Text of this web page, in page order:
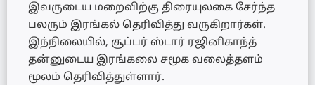
இவருடைய மறைவிற்கு திரையுலகை சேர்ந்த
பலரும் இரங்கல் தெரிவித்து வருகிறார்கள்.
இந்நிலையில், சூப்பர் ஸ்டார் ரஜினிகாந்த்
தன்னுடைய இரங்கலை சமூக வலைத்தளம்
மூலம் தெரிவித்துள்ளார்.